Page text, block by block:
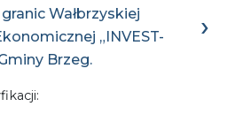
Wałbrzyskiej
„INVEST-
Brzeg.